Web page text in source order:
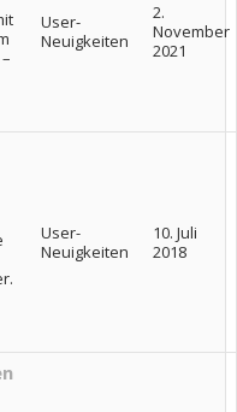
User-
Neuigkeiten
2.
November
2021
User-
Neuigkeiten
10. Juli
2018